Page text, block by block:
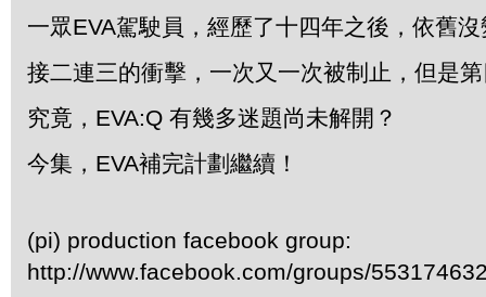
一眾EVA駕駛員，經歷了十四年之後，依舊沒
接二連三的衝擊，一次又一次被制止，但是
究竟，EVA:Q 有幾多迷題尚未解開？
今集，EVA補完計劃繼續！
(pi) production facebook group:
http://www.facebook.com/groups/